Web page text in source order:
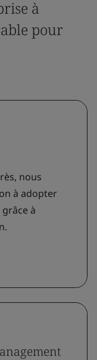
à
pour
nous
à adopter
à